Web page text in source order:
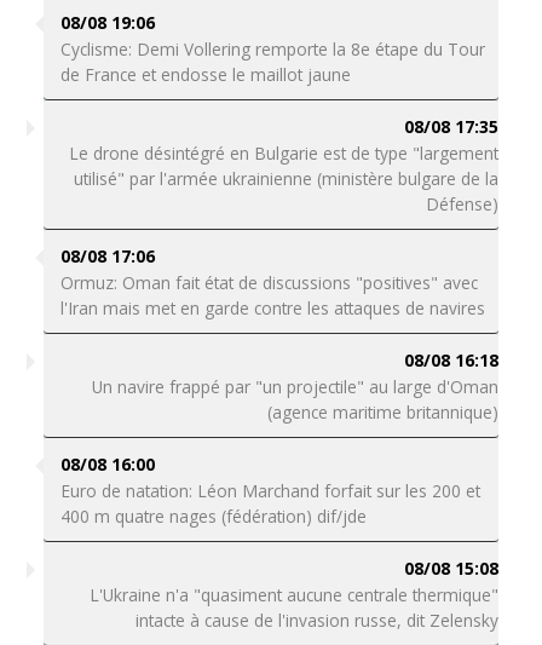
08/08 19:06
Cyclisme: Demi Vollering remporte la 8e étape du Tour
de France et endosse le maillot jaune
08/08 17:35
Le drone désintégré en Bulgarie est de type "largement
utilisé" par l'armée ukrainienne (ministère bulgare de la
Défense)
08/08 17:06
Ormuz: Oman fait état de discussions "positives" avec
l'Iran mais met en garde contre les attaques de navires
08/08 16:18
Un navire frappé par "un projectile" au large d'Oman
(agence maritime britannique)
08/08 16:00
Euro de natation: Léon Marchand forfait sur les 200 et
400 m quatre nages (fédération) dif/jde
08/08 15:08
L'Ukraine n'a "quasiment aucune centrale thermique"
intacte à cause de l'invasion russe, dit Zelensky